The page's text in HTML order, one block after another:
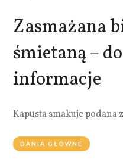
Zasmażana
śmietaną –
informacje
Kapusta smakuje podana
DANIA GŁÓWNE